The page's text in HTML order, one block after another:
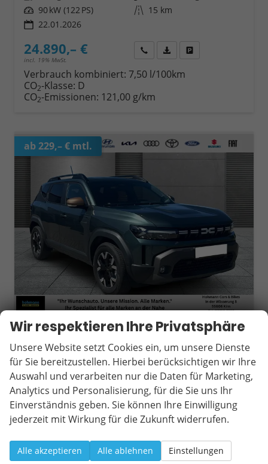
Leistung 90 kW (122 PS) Kilometerstand 15 km
22.01.2026
24.890,– €
incl. 19% MwSt.
Wir rufen Sie anFahrzeugexposé (PDF)
Verbrauch kombiniert: 7,50 l/100km
CO2-Klasse: D
CO2-Emissionen: 121,00 g/km
ab 229,– € mtl.
Dacia Duster
Extreme SHZ+RFK+LED TCe 120 ECO-G LPG
unverbindliche Lieferzeit:10 Tage Fahrzeug mit Tageszulassung
Fahrzeugnr. 20180 GetriebeSchaltgetriebe
Kraftstoff Autogas LPG Außenfarbe Zeder-Grün
Leistung 90 kW (122 PS) Kilometerstand 15 km
01.01.2026
25.090,– €
incl. 19% MwSt.
Wir rufen Sie an
Fahrzeugexposé (PDF)
Fahrzeug parken
Wir respektieren Ihre Privatsphäre
Unsere Website setzt Cookies ein, um unsere Dienste
für Sie bereitzustellen. Hierbei berücksichtigen wir Ihre
Auswahl und verarbeiten nur die Daten für Marketing,
Analytics und Personalisierung, für die Sie uns Ihr
Einverständnis geben. Sie können Ihre Einwilligung
jederzeit mit Wirkung für die Zukunft widerrufen.
Alle akzeptieren Alle ablehnen Einstellungen